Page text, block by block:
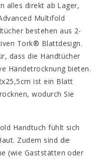
alles direkt ab Lager,
Multifold
bestehen aus 2-
Tork® Blattdesign.
dass die Handtücher
Händetrocknung bieten.
ist ein Blatt
wodurch Sie
Handtuch fühlt sich
Zudem sind die
(wie Gaststätten oder